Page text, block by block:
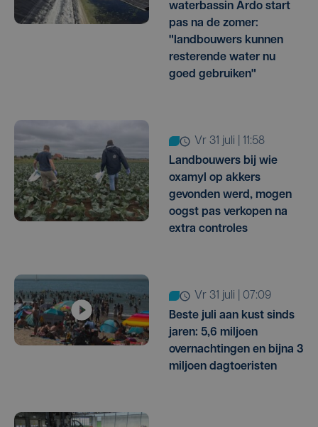
waterbassin Ardo start
pas na de zomer:
"landbouwers kunnen
resterende water nu
goed gebruiken"
vr 31 juli | 11:58
Landbouwers bij wie
oxamyl op akkers
gevonden werd, mogen
oogst pas verkopen na
extra controles
vr 31 juli | 07:09
Beste juli aan kust sinds
jaren: 5,6 miljoen
overnachtingen en bijna 3
miljoen dagtoeristen